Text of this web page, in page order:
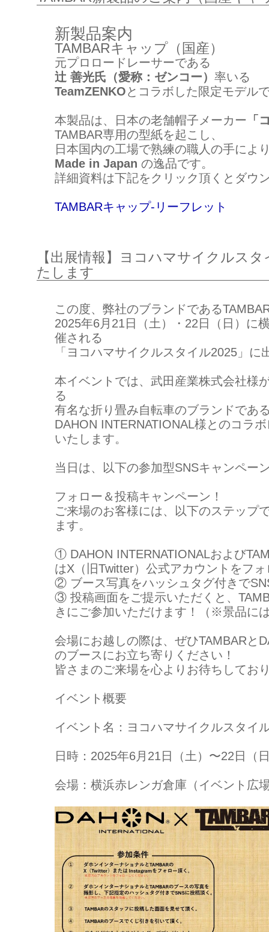
新製品案内
TAMBARキャップ（国産）
元プロロードレーサーである
辻 善光氏（愛称：ゼンコー） 率いる
TeamZENKOとコラボした限定モデル
本製品は、日本の老舗帽子メーカー 「
TAMBAR専用の型紙を起こし、
日本国内の工場で熟練の職人の手によ
Made in Japan の逸品です。
詳細資料は下記をクリック頂くとダウ
TAMBARキャップ-リーフレット
【出展情報】ヨコハマサイクルス
たします
この度、弊社のブランドである
2025年6月21日（土）・22日（日）に
催される
「ヨコハマサイクルスタイル2025」に
本イベントでは、武田産業株式会社様
る
有名な折り畳み自転車のブランドであ
DAHON INTERNATIONAL様とのコラ
いたします。
当日は、以下の参加型SNSキャンペー
フォロー＆投稿キャンペーン！
ご来場のお客様には、以下のステップ
ます。
① DAHON INTERNATIONALおよび
はX（旧Twitter）公式アカウントをフォ
② ブース写真をハッシュタグ付きで
③ 投稿画面をご提示いただくと、
きにご参加いただけます！（※景品に
会場にお越しの際は、ぜひTAMBARと
のブースにお立ち寄りください！
皆さまのご来場を心よりお待ちしてお
イベント概要
イベント名：ヨコハマサイクルスタイ
日時：2025年6月21日（土）〜22日（
会場：横浜赤レンガ倉庫（イベント広